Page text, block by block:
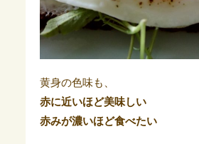
黄身の色味も、
赤に近いほど美味しい
赤みが濃いほど食べたい